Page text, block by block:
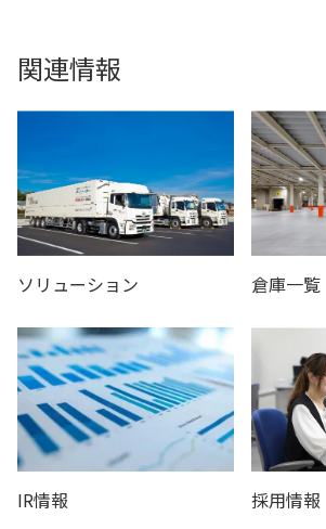
関連情報
ソリューション 倉庫一覧
IR情報 採用情報